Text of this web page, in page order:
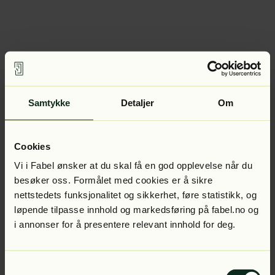
Samtykke Detaljer Om
Cookies
Vi i Fabel ønsker at du skal få en god opplevelse når du
besøker oss. Formålet med cookies er å sikre
nettstedets funksjonalitet og sikkerhet, føre statistikk, og
løpende tilpasse innhold og markedsføring på fabel.no og
i annonser for å presentere relevant innhold for deg.